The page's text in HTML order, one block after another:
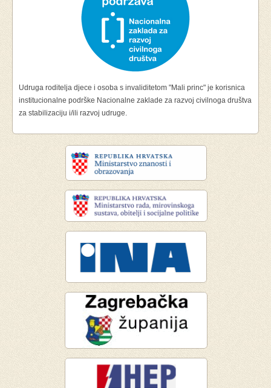
Udruga roditelja djece i osoba s invaliditetom "Mali princ" je korisnica
institucionalne podrške Nacionalne zaklade za razvoj civilnoga društva
za stabilizaciju i/ili razvoj udruge.